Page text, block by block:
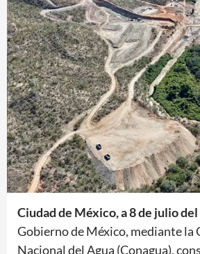
Ciudad de México, a 8 de julio
Gobierno de México, mediante la
Nacional del Agua (Conagua),